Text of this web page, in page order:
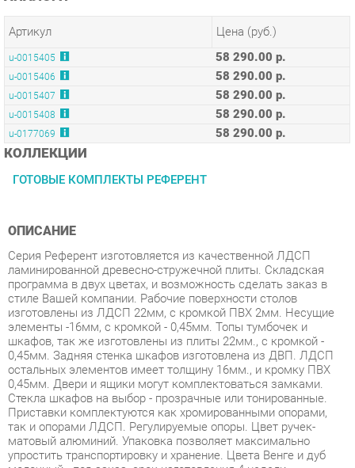
u-0015405 58 290.00 р.
u-0015406 58 290.00 р.
u-0015407 58 290.00 р.
u-0015408 58 290.00 р.
u-0177069 58 290.00 р.
КОЛЛЕКЦИИ
ГОТОВЫЕ КОМПЛЕКТЫ РЕФЕРЕНТ
ОПИСАНИЕ
программа в двух цветах, и возможность сделать заказ в
стиле Вашей компании. Рабочие поверхности столов
изготовлены из ЛДСП 22мм, с кромкой ПВХ 2мм. Несущие
элементы -16мм, с кромкой - 0,45мм. Топы тумбочек и
шкафов, так же изготовлены из плиты 22мм., с кромкой -
0,45мм. Задняя стенка шкафов изготовлена из ДВП. ЛДСП
остальных элементов имеет толщину 16мм., и кромку ПВХ
0,45мм. Двери и ящики могут комплектоваться замками.
Стекла шкафов на выбор - прозрачные или тонированные.
Приставки комплектуются как хромированными опорами,
так и опорами ЛДСП. Регулируемые опоры. Цвет ручек-
матовый алюминий. Упаковка позволяет максимально
упростить транспортировку и хранение. Цвета Венге и дуб
молочный - под заказ, срок изготовления 4 недели,
предоплата 30.
Условия покупки